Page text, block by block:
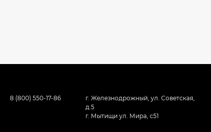
8 (800) 550-17-86
г. Железнодрожный, ул. Советская,
д.5
г. Мытищи ул. Мира, с51